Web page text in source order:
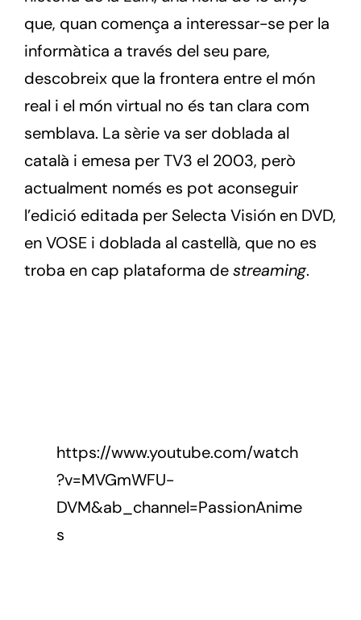
que, quan comença a interessar-se per la
informàtica a través del seu pare,
descobreix que la frontera entre el món
real i el món virtual no és tan clara com
semblava. La sèrie va ser doblada al
català i emesa per TV3 el 2003, però
actualment només es pot aconseguir
l’edició editada per Selecta Visión en DVD,
en VOSE i doblada al castellà, que no es
troba en cap plataforma destreaming.
https://www.youtube.com/watch
?v=MVGmWFU-
DVM&ab_channel=PassionAnime
s